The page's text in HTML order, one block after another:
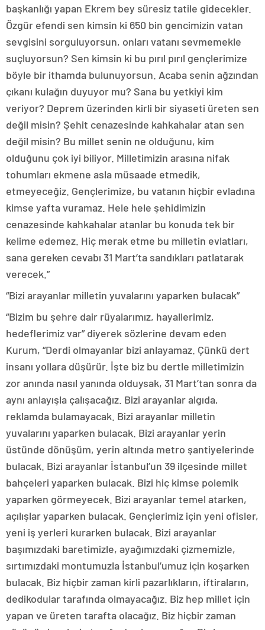
başkanlığı yapan Ekrem bey süresiz tatile gidecekler.
Özgür efendi sen kimsin ki 650 bin gencimizin vatan
sevgisini sorguluyorsun, onları vatanı sevmemekle
suçluyorsun? Sen kimsin ki bu pırıl pırıl gençlerimize
böyle bir ithamda bulunuyorsun. Acaba senin ağzından
çıkanı kulağın duyuyor mu? Sana bu yetkiyi kim
veriyor? Deprem üzerinden kirli bir siyaseti üreten sen
değil misin? Şehit cenazesinde kahkahalar atan sen
değil misin? Bu millet senin ne olduğunu, kim
olduğunu çok iyi biliyor. Milletimizin arasına nifak
tohumları ekmene asla müsaade etmedik,
etmeyeceğiz. Gençlerimize, bu vatanın hiçbir evladına
kimse yafta vuramaz. Hele hele şehidimizin
cenazesinde kahkahalar atanlar bu konuda tek bir
kelime edemez. Hiç merak etme bu milletin evlatları,
sana gereken cevabı 31 Mart’ta sandıkları patlatarak
verecek.”
“Bizi arayanlar milletin yuvalarını yaparken bulacak”
“Bizim bu şehre dair rüyalarımız, hayallerimiz,
hedeflerimiz var” diyerek sözlerine devam eden
Kurum, “Derdi olmayanlar bizi anlayamaz. Çünkü dert
insanı yollara düşürür. İşte biz bu dertle milletimizin
zor anında nasıl yanında olduysak, 31 Mart’tan sonra da
aynı anlayışla çalışacağız. Bizi arayanlar algıda,
reklamda bulamayacak. Bizi arayanlar milletin
yuvalarını yaparken bulacak. Bizi arayanlar yerin
üstünde dönüşüm, yerin altında metro şantiyelerinde
bulacak. Bizi arayanlar İstanbul’un 39 ilçesinde millet
bahçeleri yaparken bulacak. Bizi hiç kimse polemik
yaparken görmeyecek. Bizi arayanlar temel atarken,
açılışlar yaparken bulacak. Gençlerimiz için yeni ofisler,
yeni iş yerleri kurarken bulacak. Bizi arayanlar
başımızdaki baretimizle, ayağımızdaki çizmemizle,
sırtımızdaki montumuzla İstanbul’umuz için koşarken
bulacak. Biz hiçbir zaman kirli pazarlıkların, iftiraların,
dedikodular tarafında olmayacağız. Biz hep millet için
yapan ve üreten tarafta olacağız. Biz hiçbir zaman